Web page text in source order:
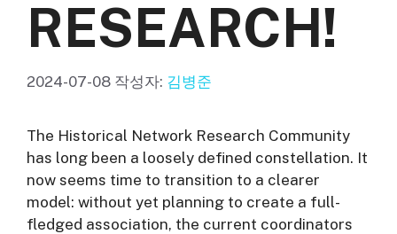
RESEARCH!
2024-07-08 작성자: 김병준
The Historical Network Research Community
has long been a loosely defined constellation. It
now seems time to transition to a clearer
model: without yet planning to create a full-
fledged association, the current coordinators